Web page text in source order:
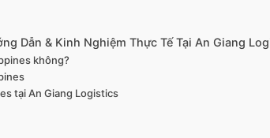
Dẫn & Kinh Nghiệm Thực Tế Tại An Giang
không?
tại An Giang Logistics